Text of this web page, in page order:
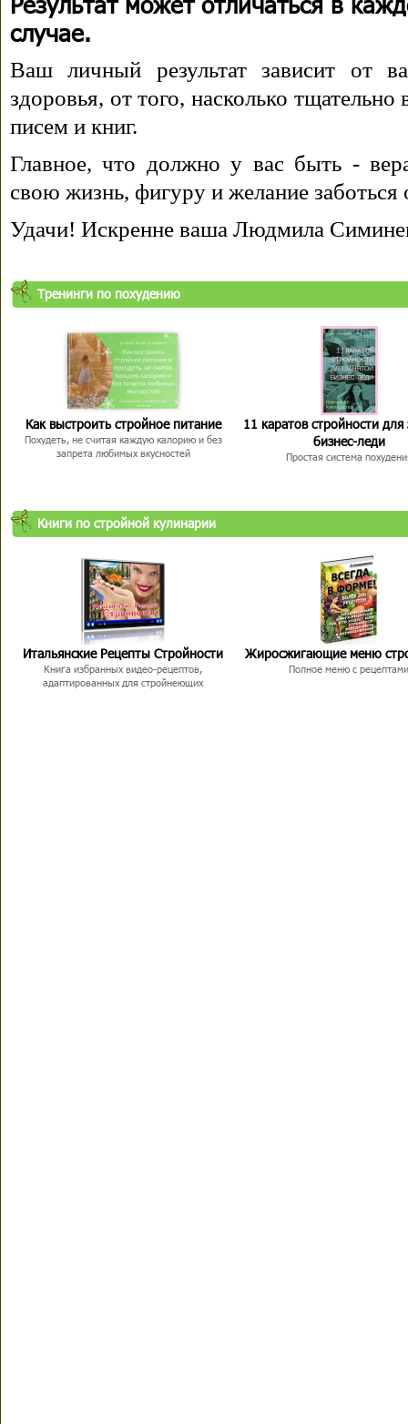
случае.
Ваш личный результат зависит от
здоровья, от того, насколько
писем и книг.
Главное, что должно у вас быть -
свою жизнь, фигуру и желание заботься
Удачи! Искренне ваша Людмила
Тренинги по похудению
Как выстроить стройное питание
Похудеть, не считая каждую калорию и без
запрета любимых вкусностей
11 каратов стройности для
бизнес-леди
Простая система
Книги по стройной кулинарии
Итальянские Рецепты Стройности
Книга избранных видео-рецептов,
адаптированных для стройнеющих
Жиросжигающие меню
Полное меню с рецептами